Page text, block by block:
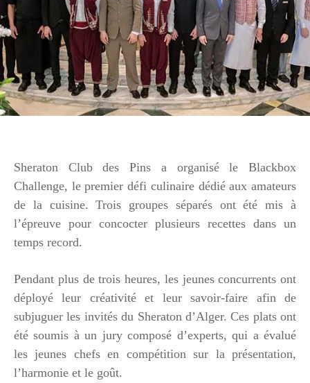
Sheraton Club des Pins a organisé le Blackbox
Challenge, le premier défi culinaire dédié aux amateurs
de la cuisine. Trois groupes séparés ont été mis à
l’épreuve pour concocter plusieurs recettes dans un
temps record.
Pendant plus de trois heures, les jeunes concurrents ont
déployé leur créativité et leur savoir-faire afin de
subjuguer les invités du Sheraton d’Alger. Ces plats ont
été soumis à un jury composé d’experts, qui a évalué
les jeunes chefs en compétition sur la présentation,
l’harmonie et le goût.